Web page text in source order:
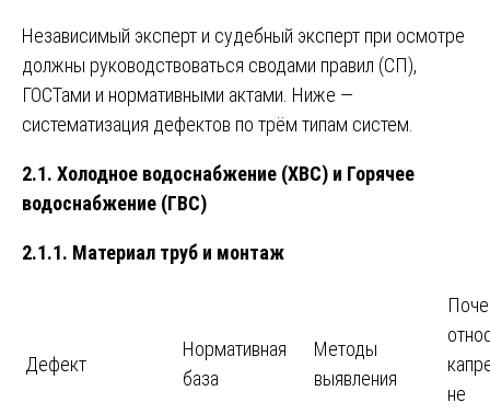
Независимый эксперт и судебный эксперт при осмотре
должны руководствоваться сводами правил (СП),
ГОСТами и нормативными актами. Ниже —
систематизация дефектов по трём типам систем.
2.1. Холодное водоснабжение (ХВС) и Горячее
водоснабжение (ГВС)
2.1.1. Материал труб и монтаж
Дефект
Нормативная
база
Методы
выявления
не